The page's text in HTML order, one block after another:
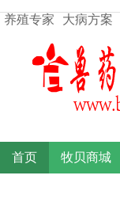
养殖专家 大病方案
首页 牧贝商城